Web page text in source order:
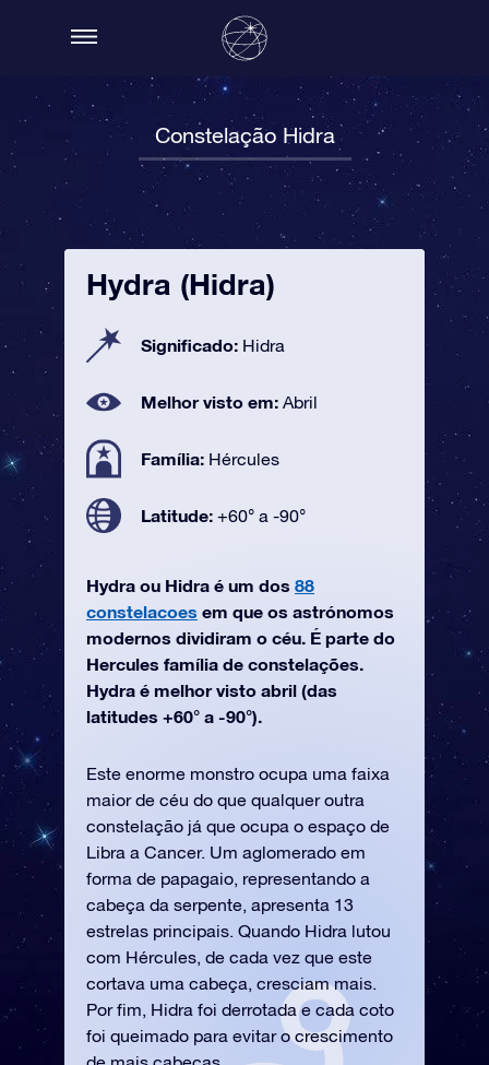
Constelação Hidra
Hydra (Hidra)
Significado: Hidra
Melhor visto em: Abril
Família: Hércules
Latitude: +60° a -90°
Hydra ou Hidra é um dos 88
constelacoes em que os astrónomos
modernos dividiram o céu. É parte do
Hercules família de constelações.
Hydra é melhor visto abril (das
latitudes +60° a -90°).
Este enorme monstro ocupa uma faixa
maior de céu do que qualquer outra
constelação já que ocupa o espaço de
Libra a Cancer. Um aglomerado em
forma de papagaio, representando a
cabeça da serpente, apresenta 13
estrelas principais. Quando Hidra lutou
com Hércules, de cada vez que este
cortava uma cabeça, cresciam mais.
Por fim, Hidra foi derrotada e cada coto
foi queimado para evitar o crescimento